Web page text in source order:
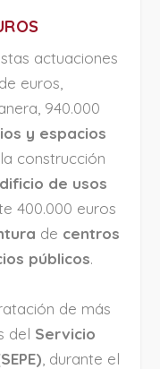
actuaciones
euros,
940.000
y espacios
construcción
de usos
400.000 euros
de centros
públicos.
de más
del Servicio
, durante el